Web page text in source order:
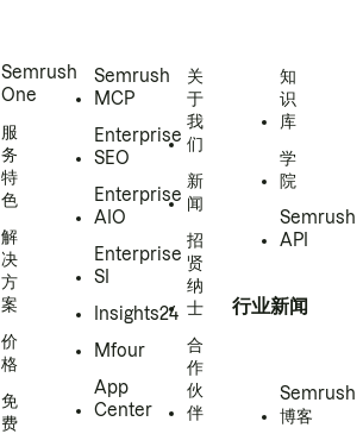
Semrush
One
服
务
特
色
解
决
方
案
价
格
免
费
Semrush
MCP
Enterprise
SEO
Enterprise
AIO
Enterprise
SI
Insights24
Mfour
App
Center
关
于
我
们
新
闻
招
贤
纳
士
合
作
伙
伴
知
识
库
学
院
Semrush
API
行业新闻
Semrush
博客